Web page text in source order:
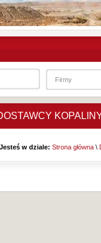
Jesteś w dziale: Strona główna \